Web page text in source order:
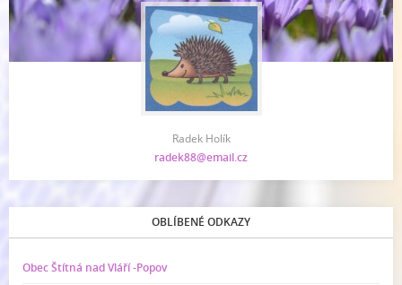
Radek Holík
radek88@email.cz
OBLÍBENÉ ODKAZY
Obec Štítná nad Vláří -Popov